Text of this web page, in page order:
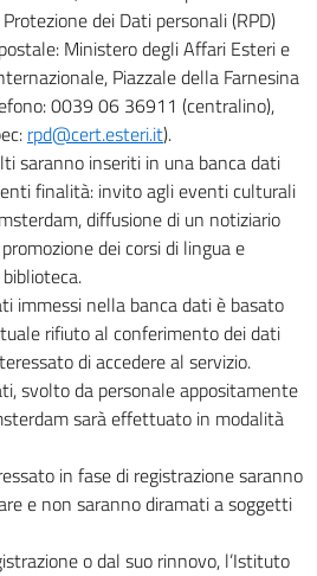
dei Dati personali (RPD)
Ministero degli Affari Esteri e
Piazzale della Farnesina
0039 06 36911 (centralino),
rpd@cert.esteri.it).
saranno inseriti in una banca dati
finalità: invito agli eventi culturali
diffusione di un notiziario
dei corsi di lingua e
immessi nella banca dati è basato
rifiuto al conferimento dei dati
di accedere al servizio.
svolto da personale appositamente
sarà effettuato in modalità
in fase di registrazione saranno
e non saranno diramati a soggetti
o dal suo rinnovo, l’Istituto